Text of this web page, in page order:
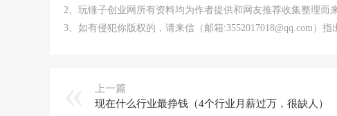
2、玩锤子创业网所有资料均为作者提供和网友推荐收集整理而
3、如有侵犯你版权的，请来信（邮箱:3552017018@qq.com）指
上一篇
现在什么行业最挣钱（4个行业月薪过万，很缺人）